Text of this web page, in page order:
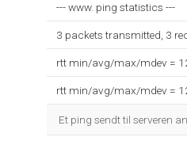
--- www. ping statistics ---
3 packets transmitted, 3
rtt min/avg/max/mdev =
rtt min/avg/max/mdev =
Et ping sendt til serveren